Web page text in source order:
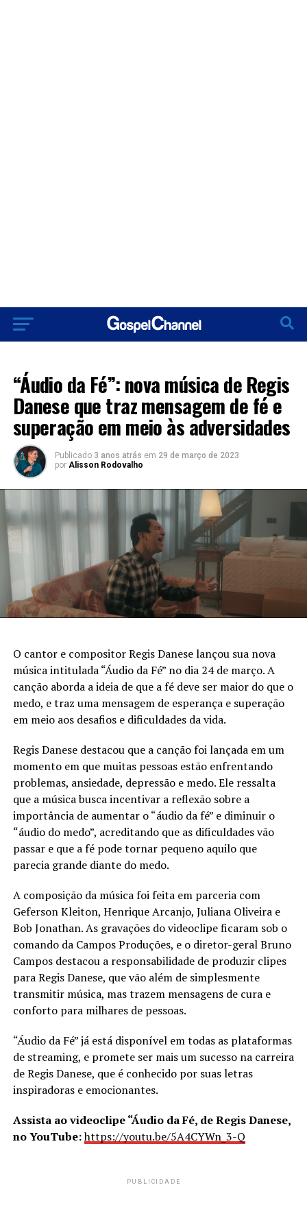
“Áudio da Fé”: nova música de Regis
Danese que traz mensagem de fé e
superação em meio às adversidades
Publicado 3 anos atrás em 29 de março de 2023
por Alisson Rodovalho
O cantor e compositor Regis Danese lançou sua nova
música intitulada “Áudio da Fé” no dia 24 de março. A
canção aborda a ideia de que a fé deve ser maior do que o
medo, e traz uma mensagem de esperança e superação
em meio aos desafios e dificuldades da vida.
Regis Danese destacou que a canção foi lançada em um
momento em que muitas pessoas estão enfrentando
problemas, ansiedade, depressão e medo. Ele ressalta
que a música busca incentivar a reflexão sobre a
importância de aumentar o “áudio da fé” e diminuir o
“áudio do medo”, acreditando que as dificuldades vão
passar e que a fé pode tornar pequeno aquilo que
parecia grande diante do medo.
A composição da música foi feita em parceria com
Geferson Kleiton, Henrique Arcanjo, Juliana Oliveira e
Bob Jonathan. As gravações do videoclipe ficaram sob o
comando da Campos Produções, e o diretor-geral Bruno
Campos destacou a responsabilidade de produzir clipes
para Regis Danese, que vão além de simplesmente
transmitir música, mas trazem mensagens de cura e
conforto para milhares de pessoas.
“Áudio da Fé” já está disponível em todas as plataformas
de streaming, e promete ser mais um sucesso na carreira
de Regis Danese, que é conhecido por suas letras
inspiradoras e emocionantes.
Assista ao videoclipe “Áudio da Fé, de Regis Danese,
no YouTube:https://youtu.be/5A4CYWn_3-Q
PUBLICIDADE